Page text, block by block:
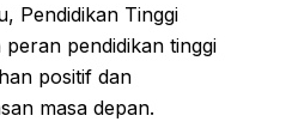
Pendidikan Tinggi
pendidikan tinggi
positif dan
masa depan.